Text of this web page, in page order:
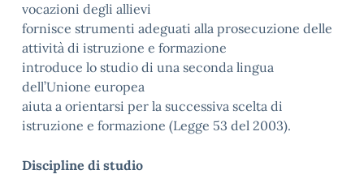
vocazioni degli allievi
fornisce strumenti adeguati alla prosecuzione delle
attività di istruzione e formazione
introduce lo studio di una seconda lingua
dell’Unione europea
aiuta a orientarsi per la successiva scelta di
istruzione e formazione (Legge 53 del 2003).
Discipline di studio